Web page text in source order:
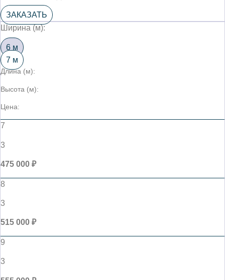
ЗАКАЗАТЬ
Ширина (м):
6 м
7 м
Длина (м):
Высота (м):
Цена:
7
3
475 000 ₽
8
3
515 000 ₽
9
3